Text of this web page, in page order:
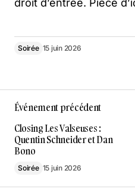
droit d’entrée. Pièce
Soirée 15 juin 2026
Événement précédent
Closing Les Valseuses :
Quentin Schneider et Dan
Bono
Soirée 15 juin 2026